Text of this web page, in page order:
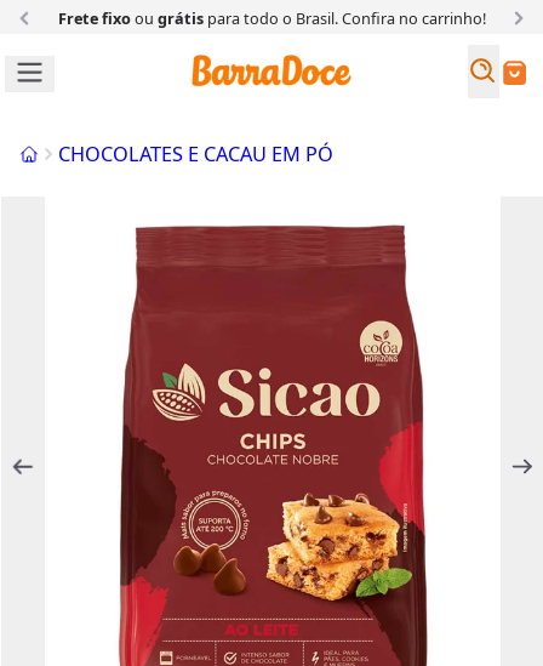
Frete fixoou grátispara todo o Brasil. Confira no carrinho!
Buscar
InícioCHOCOLATES E CACAU EM PÓ